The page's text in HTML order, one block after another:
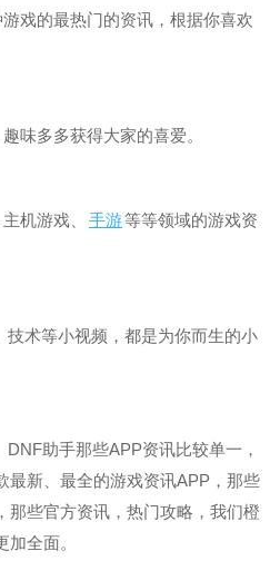
戏的最热门的资讯，根据你喜欢
味多多获得大家的喜爱。
机游戏、 手游等等领域的游戏资
技术等小视频，都是为你而生的小
DNF助手那些APP资讯比较单一，
最新、最全的游戏资讯APP，那些
那些官方资讯，热门攻略，我们橙
加全面。